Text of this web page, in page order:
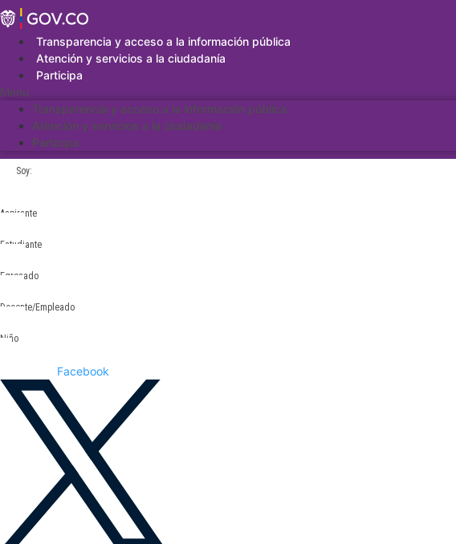
Saltar
al
contenidoTransparencia y acceso a la información pública
Atención y servicios a la ciudadanía
Participa
Menu
Transparencia y acceso a la información pública
Atención y servicios a la ciudadanía
Participa
Soy:
Aspirante
Estudiante
Egresado
Docente/Empleado
Niño
Facebook